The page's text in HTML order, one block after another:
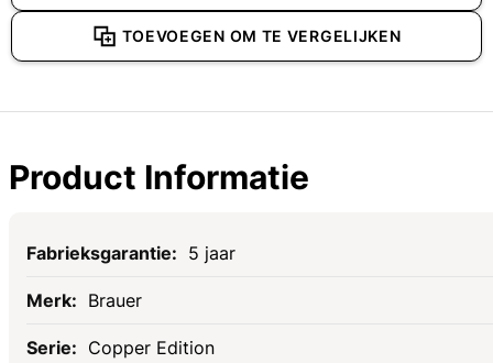
TOEVOEGEN OM TE VERGELIJKEN
Product Informatie
Specificaties
5 jaar
Brauer
Copper Edition